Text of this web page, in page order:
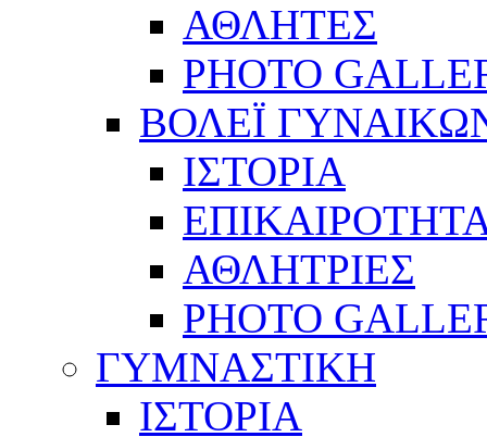
ΑΘΛΗΤΕΣ
PHOTO
ΒΟΛΕΪ
ΙΣΤΟΡΙΑ
ΑΘΛΗΤΡΙΕΣ
PHOTO
ΓΥΜΝΑΣΤΙΚΗ
ΙΣΤΟΡΙΑ